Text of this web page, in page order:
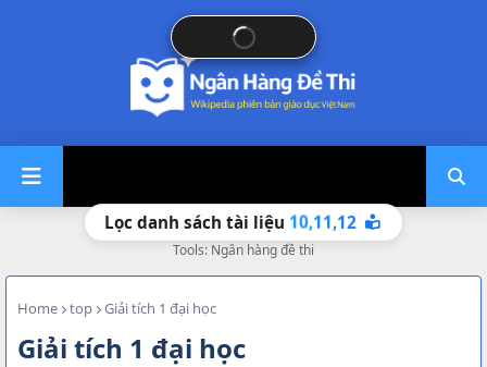
Lọc danh sách tài liệu 10,11,12
Tools: Ngân hàng đề thi
Home top Giải tích 1 đại học
Giải tích 1 đại học